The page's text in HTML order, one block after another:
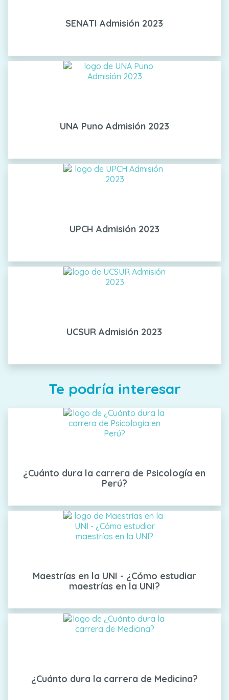
SENATI Admisión 2023
UNA Puno Admisión 2023
UPCH Admisión 2023
UCSUR Admisión 2023
Te podría interesar
¿Cuánto dura la carrera de Psicología en
Perú?
Maestrías en la UNI - ¿Cómo estudiar
maestrías en la UNI?
¿Cuánto dura la carrera de Medicina?